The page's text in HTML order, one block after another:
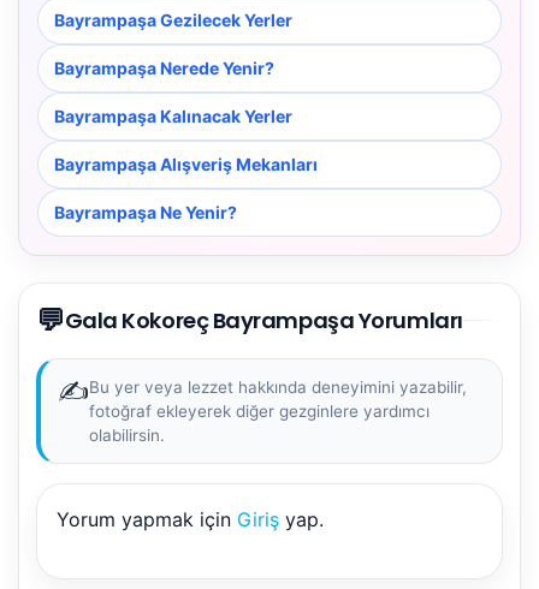
Bayrampaşa Gezilecek Yerler
Bayrampaşa Nerede Yenir?
Bayrampaşa Kalınacak Yerler
Bayrampaşa Alışveriş Mekanları
Bayrampaşa Ne Yenir?
💬Gala Kokoreç Bayrampaşa Yorumları
✍️Bu yer veya lezzet hakkında deneyimini yazabilir,
fotoğraf ekleyerek diğer gezginlere yardımcı
olabilirsin.
Yorum yapmak için Giriş yap.